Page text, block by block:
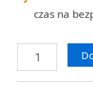
czas na